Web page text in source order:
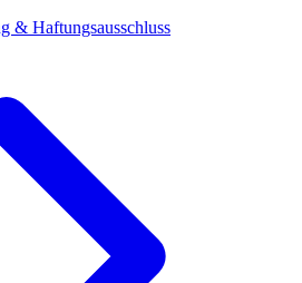
& Haftungsausschluss